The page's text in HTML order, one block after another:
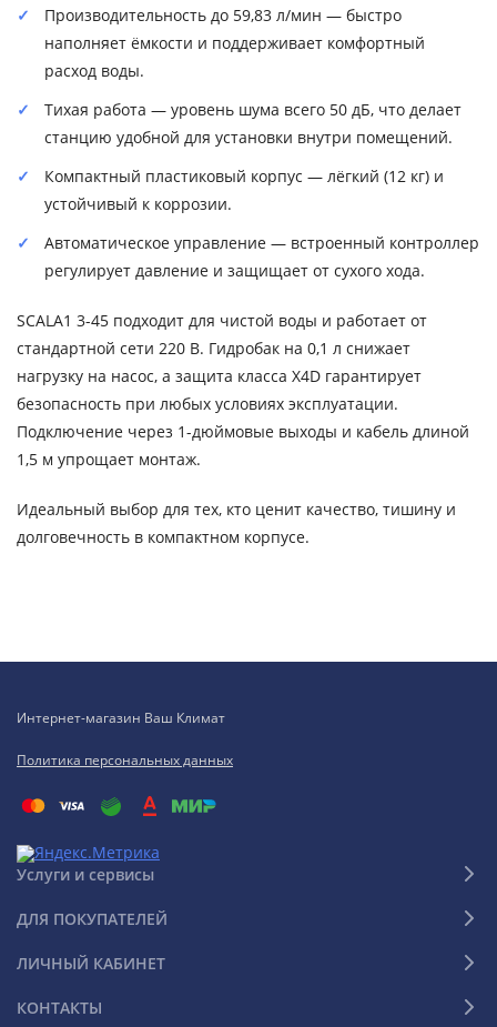
Производительность до 59,83 л/мин — быстро
наполняет ёмкости и поддерживает комфортный
расход воды.
Тихая работа — уровень шума всего 50 дБ, что делает
станцию удобной для установки внутри помещений.
Компактный пластиковый корпус — лёгкий (12 кг) и
устойчивый к коррозии.
Автоматическое управление — встроенный контроллер
регулирует давление и защищает от сухого хода.
SCALA1 3-45 подходит для чистой воды и работает от
стандартной сети 220 В. Гидробак на 0,1 л снижает
нагрузку на насос, а защита класса X4D гарантирует
безопасность при любых условиях эксплуатации.
Подключение через 1-дюймовые выходы и кабель длиной
1,5 м упрощает монтаж.
Идеальный выбор для тех, кто ценит качество, тишину и
долговечность в компактном корпусе.
Интернет-магазин Ваш Климат
Политика персональных данных
Услуги и сервисы
ДЛЯ ПОКУПАТЕЛЕЙ
ЛИЧНЫЙ КАБИНЕТ
КОНТАКТЫ